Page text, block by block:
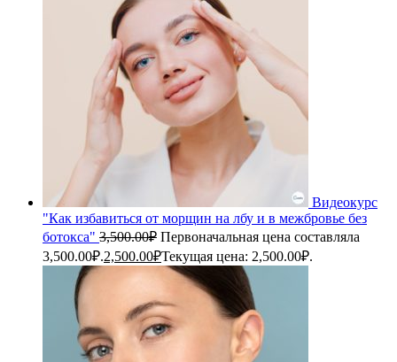
Видеокурс
"Как избавиться от морщин на лбу и в межбровье без
ботокса" 3,500.00₽ Первоначальная цена составляла
3,500.00₽.2,500.00₽Текущая цена: 2,500.00₽.